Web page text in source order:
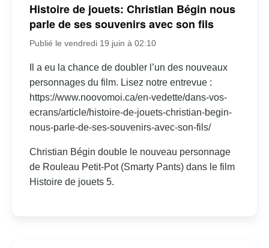
Histoire de jouets: Christian Bégin nous
parle de ses souvenirs avec son fils
Publié le vendredi 19 juin à 02:10
Il a eu la chance de doubler l’un des nouveaux
personnages du film. Lisez notre entrevue :
https://www.noovomoi.ca/en-vedette/dans-vos-
ecrans/article/histoire-de-jouets-christian-begin-
nous-parle-de-ses-souvenirs-avec-son-fils/
Christian Bégin double le nouveau personnage
de Rouleau Petit-Pot (Smarty Pants) dans le film
Histoire de jouets 5.